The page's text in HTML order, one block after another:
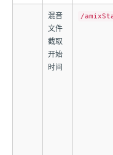
混音
文件
截取
开始
时间
/